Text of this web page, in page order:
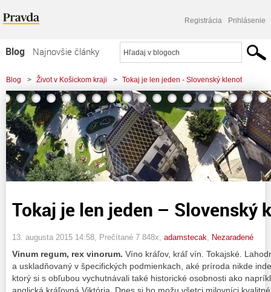
Registrácia Prihlásenie
Blog
Najnovšie články
Najčítanejšie články
Najkomentovanejšie články
Zoznam blogov
Komerčné blogy
Blog > Život v Košickom kraji > Tokaj je len jeden - Slovenský klenot
Tokaj je len jeden – Slovenský
13. augusta 2015 14:58 , Prečítané 7 848x, adamstecak Nezaradené
Vinum regum, rex vinorum. Víno kráľov, kráľ vín. Tokajské.
a uskladňovaný v špecifických podmienkach, aké príroda nikde
ktorý si s obľubou vychutnávali také historické osobnosti ako
anglická kráľovná Viktória. Dnes si ho možu všetci milovníci